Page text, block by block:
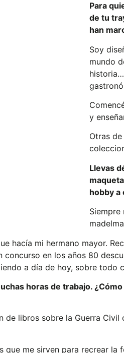
Para
de tu
han
Soy
mundo
y
Otras
Llevas
hobby a
hacía mi hermano mayor.
en los años 80
a día de hoy, sobre todo
horas de trabajo.
libros sobre la Guerra
me sirven para recrear